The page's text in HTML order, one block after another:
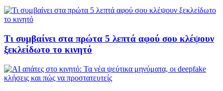
Τι συμβαίνει στα πρώτα 5 λεπτά αφού σου κλέψουν
ξεκλείδωτο το κινητό